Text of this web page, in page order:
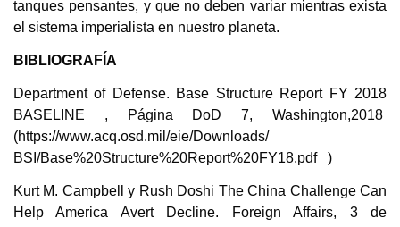
tanques pensantes, y que no deben variar mientras exista
el sistema imperialista en nuestro planeta.
BIBLIOGRAFÍA
Department of Defense. Base Structure Report FY 2018
BASELINE , Página DoD 7, Washington,2018
(https://www.acq.osd.mil/eie/Downloads/
BSI/Base%20Structure%20Report%20FY18.pdf )
Kurt M. Campbell y Rush Doshi The China Challenge Can
Help America Avert Decline. Foreign Affairs, 3 de